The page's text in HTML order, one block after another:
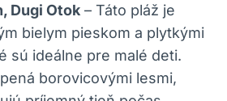
Dugi Otok – Táto pláž je
bielym pieskom a plytkými
sú ideálne pre malé deti.
borovicovými lesmi,